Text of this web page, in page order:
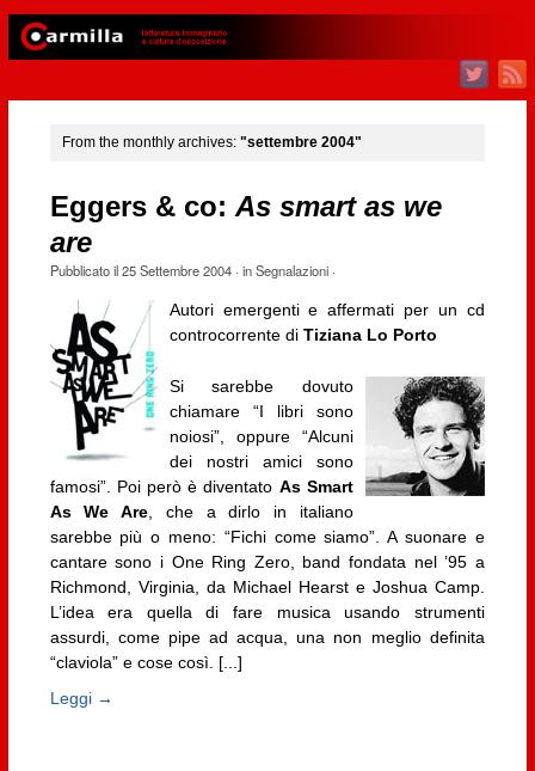
From the monthly archives: "settembre 2004"
Eggers & co: As smart as we
are
Pubblicato il25 Settembre 2004· inSegnalazioni·
Autori emergenti e affermati per un cd
controcorrente di Tiziana Lo Porto
Si sarebbe dovuto
chiamare “I libri sono
noiosi”, oppure “Alcuni
dei nostri amici sono
famosi”. Poi però è diventato As Smart
As We Are, che a dirlo in italiano
sarebbe più o meno: “Fichi come siamo”. A suonare e
cantare sono i One Ring Zero, band fondata nel ’95 a
Richmond, Virginia, da Michael Hearst e Joshua Camp.
L’idea era quella di fare musica usando strumenti
assurdi, come pipe ad acqua, una non meglio definita
“claviola” e cose così. [...]
Leggi →